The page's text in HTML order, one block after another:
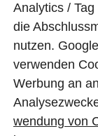
© BAS
Analytics /
die
nutzen.
ver­wen­den
Wer­bung an
wen­dung von